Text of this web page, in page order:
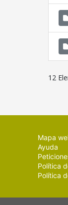
12
Mapa
Ayuda
Política
Política